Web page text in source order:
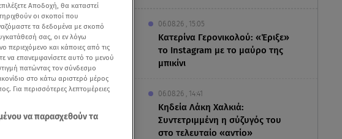
06.08.26 , 15:05
Κατερίνα Γερονικολού: «Έριξε»
το Instagram με το μαύρο της
μπικίνι
06.08.26 , 14:41
Κηδεία Λάκη Χαλκιά:
Συντετριμμένη η σύζυγός του
στο τελευταίο «αντίο»
Αποδοχή, θα καταστεί
οι σκοποί που
τα δεδομένα με σκοπό
σας, οι εν λόγω
περιεχόμενο και κάποιες από τις
να επανεμφανίσετε αυτό το μενού
πατώντας τον σύνδεσμο
στο κάτω αριστερό μέρος
Για περισσότερες λεπτομέρειες
να παρασχεθούν τα